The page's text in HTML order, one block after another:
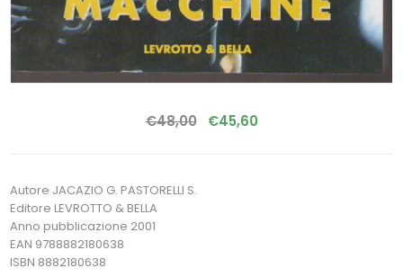
€48,00 €45,60
Autore JACAZIO G. PASTORELLI S.
Editore LEVROTTO & BELLA
Anno pubblicazione 2001
EAN 9788882180638
ISBN 8882180638